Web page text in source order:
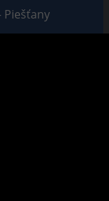
Piešťany